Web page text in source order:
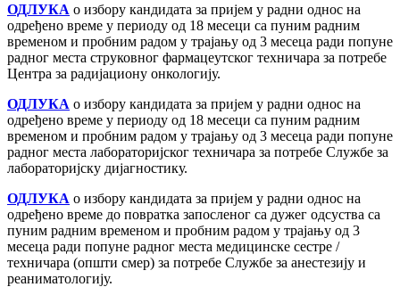
ОДЛУКА о избору кандидата за пријем у радни однос на
одређено време у периоду од 18 месеци са пуним радним
временом и пробним радом у трајању од 3 месеца ради попуне
радног места струковног фармацеутског техничара за потребе
Центра за радијациону онкологију.
ОДЛУКА о избору кандидата за пријем у радни однос на
одређено време у периоду од 18 месеци са пуним радним
временом и пробним радом у трајању од 3 месеца ради попуне
радног места лабораторијског техничара за потребе Службе за
лабораторијску дијагностику.
ОДЛУКА о избору кандидата за пријем у радни однос на
одређено време до повратка запосленог са дужег одсуства са
пуним радним временом и пробним радом у трајању од 3
месеца ради попуне радног места медицинске сестре /
техничара (општи смер) за потребе Службе за анестезију и
реаниматологију.